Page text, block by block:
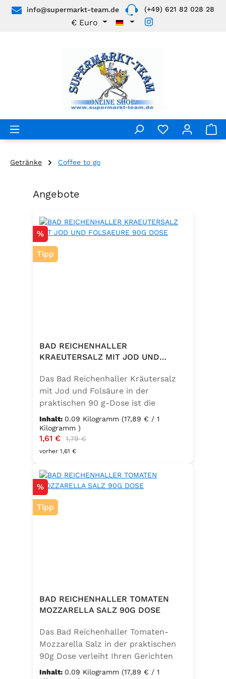
Zum Hauptinhalt springen
info@supermarkt-team.de (+49) 621 82 028 28
€ Euro
Getränke Coffee to go
Produktgalerie überspringen
Angebote
Rabatt
%
Tipp
BAD REICHENHALLER
KRAEUTERSALZ MIT JOD UND
Das Bad Reichenhaller Kräutersalz
mit Jod und Folsäure in der
praktischen 90 g-Dose ist die
aromatische Würzmischung für eine
bewusste Ernährung. Fein
abgestimmte Gartenkräuter
verbinden sich mit hochwertigem
Küchenhelfer. Ideal zum Würzen von
Suppen, Salaten, Gemüse- und
Kartoffelgerichten. Geeignet für die
vegetarische und vegane Küche
Lorbeer, Rosmarin, Oregano,
Thymian), Trennmittel Calciumsalze
Kaliumjodat.
Inhalt: 0.09 Kilogramm (17,89 € / 1
Kilogramm )
Verkaufspreis:
1,61 € Regulärer Preis:
1,79 €
vorher 1,61 €
Rabatt
%
Tipp
BAD REICHENHALLER TOMATEN
MOZZARELLA SALZ 90G DOSE
Das Bad Reichenhaller Tomaten-
Mozzarella Salz in der praktischen
90g Dose verleiht Ihren Gerichten
eine mediterrane Note. Ideal für
Inhalt: 0.09 Kilogramm (17,89 € / 1